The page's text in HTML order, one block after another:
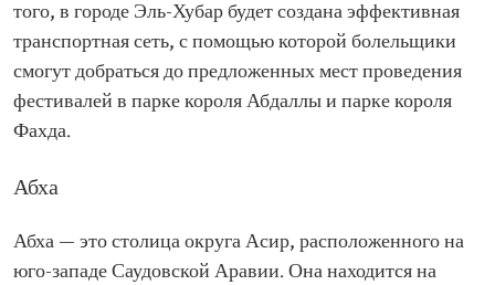
того, в городе Эль-Хубар будет создана эффективная
транспортная сеть, с помощью которой болельщики
смогут добраться до предложенных мест проведения
фестивалей в парке короля Абдаллы и парке короля
Фахда.
Абха
Абха — это столица округа Асир, расположенного на
юго-западе Саудовской Аравии. Она находится на